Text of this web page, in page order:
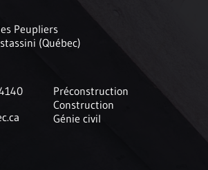
Peupliers
(Québec)
Préconstruction
Construction
Génie civil